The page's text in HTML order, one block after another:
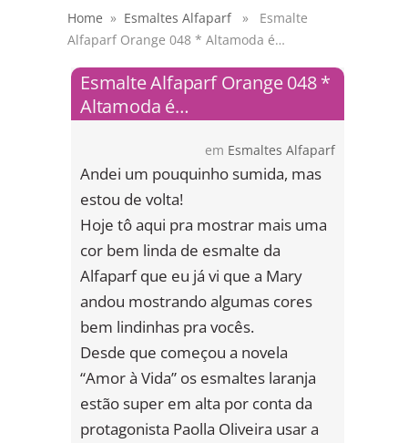
Home » Esmaltes Alfaparf» Esmalte
Alfaparf Orange 048 * Altamoda é…
Esmalte Alfaparf Orange 048 *
Altamoda é…
em Esmaltes Alfaparf
Andei um pouquinho sumida, mas
estou de volta!
Hoje tô aqui pra mostrar mais uma
cor bem linda de esmalte da
Alfaparf que eu já vi que a Mary
andou mostrando algumas cores
bem lindinhas pra vocês.
Desde que começou a novela
“Amor à Vida” os esmaltes laranja
estão super em alta por conta da
protagonista Paolla Oliveira usar a